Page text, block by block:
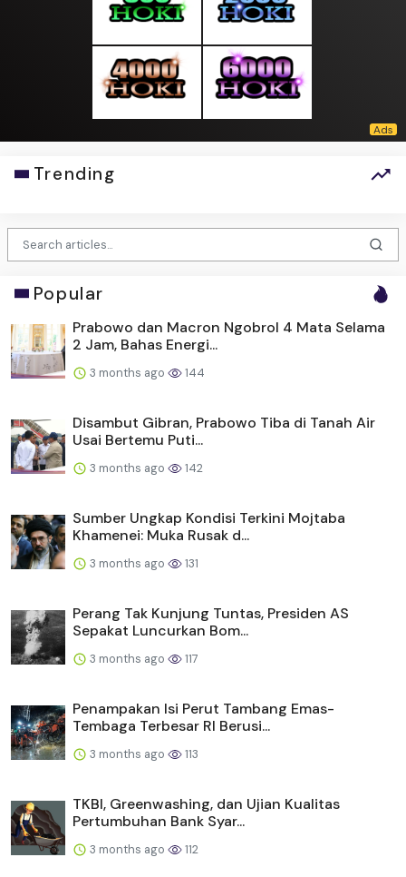
Trending
Popular
Prabowo dan Macron Ngobrol 4 Mata Selama
2 Jam, Bahas Energi...
3 months ago 144
Disambut Gibran, Prabowo Tiba di Tanah Air
Usai Bertemu Puti...
3 months ago 142
Sumber Ungkap Kondisi Terkini Mojtaba
Khamenei: Muka Rusak d...
3 months ago 131
Perang Tak Kunjung Tuntas, Presiden AS
Sepakat Luncurkan Bom...
3 months ago 117
Penampakan Isi Perut Tambang Emas-
Tembaga Terbesar RI Berusi...
3 months ago 113
TKBI, Greenwashing, dan Ujian Kualitas
Pertumbuhan Bank Syar...
3 months ago 112